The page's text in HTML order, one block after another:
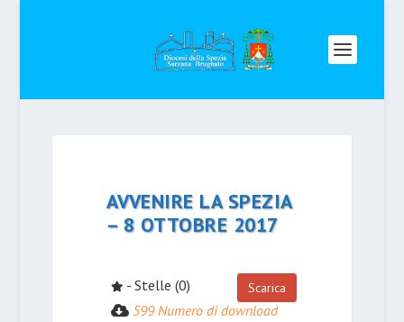
AVVENIRE LA SPEZIA
– 8 OTTOBRE 2017
Scarica
- Stelle (0)
599 Numero di download